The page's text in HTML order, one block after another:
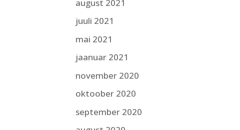
august 2021
juuli 2021
mai 2021
jaanuar 2021
november 2020
oktoober 2020
september 2020